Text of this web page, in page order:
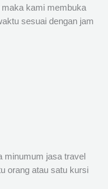
maka kami membuka
sesuai dengan jam
minumum jasa travel
orang atau satu kursi